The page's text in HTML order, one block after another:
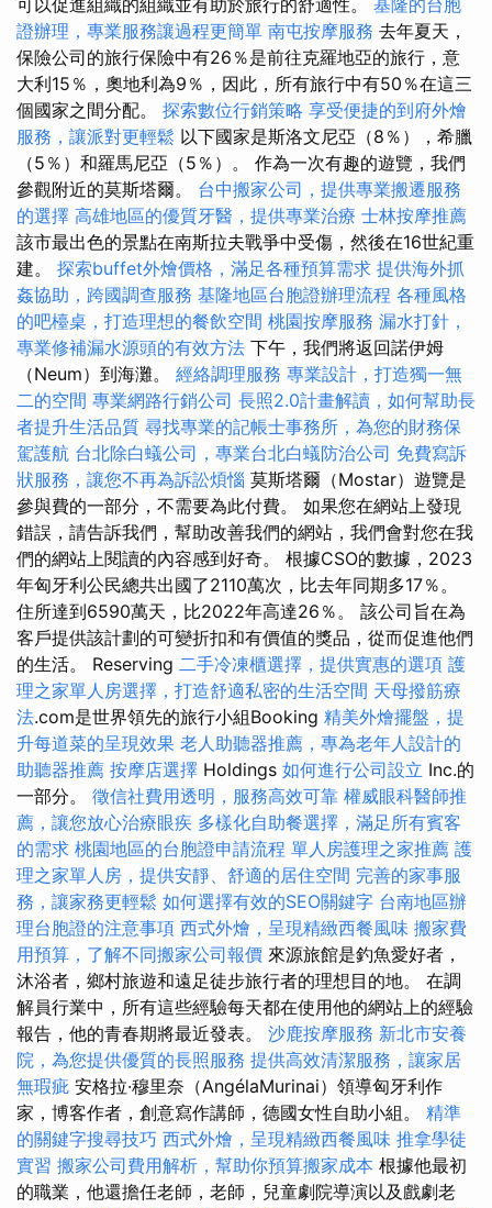
可以促進組織的組織並有助於旅行的舒適性。 基隆的台胞
證辦理，專業服務讓過程更簡單 南屯按摩服務 去年夏天，
保險公司的旅行保險中有26％是前往克羅地亞的旅行，意
大利15％，奧地利為9％，因此，所有旅行中有50％在這三
個國家之間分配。 探索數位行銷策略 享受便捷的到府外燴
服務，讓派對更輕鬆 以下國家是斯洛文尼亞（8％），希臘
（5％）和羅馬尼亞（5％）。 作為一次有趣的遊覽，我們
參觀附近的莫斯塔爾。 台中搬家公司，提供專業搬遷服務
的選擇 高雄地區的優質牙醫，提供專業治療 士林按摩推薦
該市最出色的景點在南斯拉夫戰爭中受傷，然後在16世紀重
建。 探索buffet外燴價格，滿足各種預算需求 提供海外抓
姦協助，跨國調查服務 基隆地區台胞證辦理流程 各種風格
的吧檯桌，打造理想的餐飲空間 桃園按摩服務 漏水打針，
專業修補漏水源頭的有效方法 下午，我們將返回諾伊姆
（Neum）到海灘。 經絡調理服務 專業設計，打造獨一無
二的空間 專業網路行銷公司 長照2.0計畫解讀，如何幫助長
者提升生活品質 尋找專業的記帳士事務所，為您的財務保
駕護航 台北除白蟻公司，專業台北白蟻防治公司 免費寫訴
狀服務，讓您不再為訴訟煩惱 莫斯塔爾（Mostar）遊覽是
參與費的一部分，不需要為此付費。 如果您在網站上發現
錯誤，請告訴我們，幫助改善我們的網站，我們會對您在我
們的網站上閱讀的內容感到好奇。 根據CSO的數據，2023
年匈牙利公民總共出國了2110萬次，比去年同期多17％。
住所達到6590萬天，比2022年高達26％。 該公司旨在為
客戶提供該計劃的可變折扣和有價值的獎品，從而促進他們
的生活。 Reserving 二手冷凍櫃選擇，提供實惠的選項 護
理之家單人房選擇，打造舒適私密的生活空間 天母撥筋療
法.com是世界領先的旅行小組Booking 精美外燴擺盤，提
升每道菜的呈現效果 老人助聽器推薦，專為老年人設計的
助聽器推薦 按摩店選擇 Holdings 如何進行公司設立 Inc.的
一部分。 徵信社費用透明，服務高效可靠 權威眼科醫師推
薦，讓您放心治療眼疾 多樣化自助餐選擇，滿足所有賓客
的需求 桃園地區的台胞證申請流程 單人房護理之家推薦 護
理之家單人房，提供安靜、舒適的居住空間 完善的家事服
務，讓家務更輕鬆 如何選擇有效的SEO關鍵字 台南地區辦
理台胞證的注意事項 西式外燴，呈現精緻西餐風味 搬家費
用預算，了解不同搬家公司報價 來源旅館是釣魚愛好者，
沐浴者，鄉村旅遊和遠足徒步旅行者的理想目的地。 在調
解員行業中，所有這些經驗每天都在使用他的網站上的經驗
報告，他的青春期將最近發表。 沙鹿按摩服務 新北市安養
院，為您提供優質的長照服務 提供高效清潔服務，讓家居
無瑕疵 安格拉·穆里奈（AngélaMurinai）領導匈牙利作
家，博客作者，創意寫作講師，德國女性自助小組。 精準
的關鍵字搜尋技巧 西式外燴，呈現精緻西餐風味 推拿學徒
實習 搬家公司費用解析，幫助你預算搬家成本 根據他最初
的職業，他還擔任老師，老師，兒童劇院導演以及戲劇老